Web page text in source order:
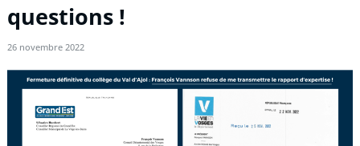
questions !
26 novembre 2022